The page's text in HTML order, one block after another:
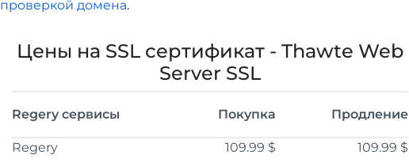
проверкой домена.
Цены на SSL сертификат - Thawte Web
Server SSL
Regery сервисы Покупка Продление
Regery 109.99 $ 109.99 $